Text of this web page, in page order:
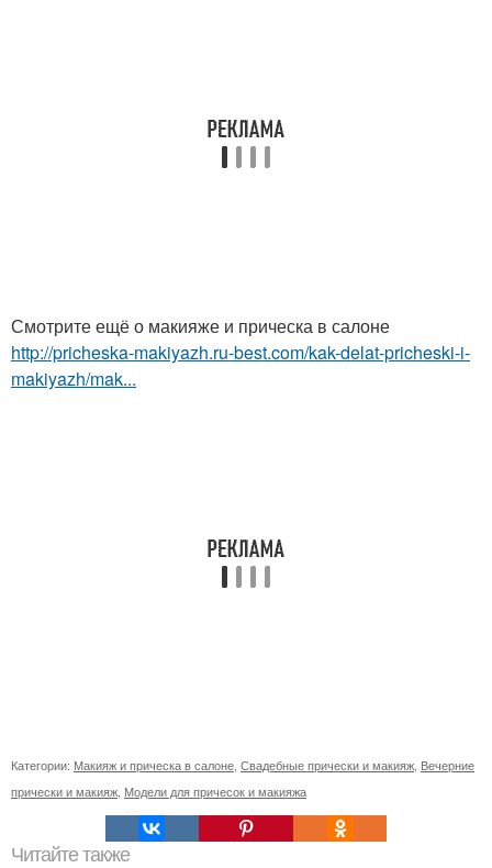
Смотрите ещё о макияже и прическа в салоне
http://pricheska-makiyazh.ru-best.com/kak-delat-pricheski-i-
makiyazh/mak...
Категории: Макияж и прическа в салоне, Свадебные прически и макияж, Вечерние
прически и макияж, Модели для причесок и макияжа
Читайте также